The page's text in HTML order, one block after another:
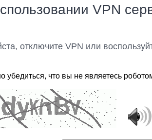
VPN
отключите VPN или
убедиться, что вы не являетесь